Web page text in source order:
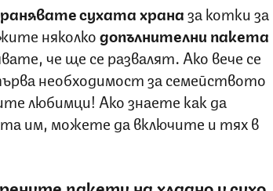
сухата храназа котки за
няколкодопълнителни пакета
че ще се развалят. Ако вече се
необходимост за семейството
любимци! Ако знаете как да
им, можете да включите и тях в